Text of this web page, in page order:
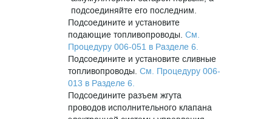
подсоединяйте его последним.
Подсоедините и установите
подающие топливопроводы.См.
Процедуру 006-051 в Разделе 6.
Подсоедините и установите сливные
топливопроводы.См. Процедуру 006-
013 в Разделе 6.
Подсоедините разъем жгута
проводов исполнительного клапана